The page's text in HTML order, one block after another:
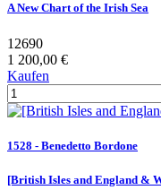
A New Chart of the Irish Sea
12690
1 200,00 €
Kaufen
1528 - Benedetto Bordone
[British Isles and England &